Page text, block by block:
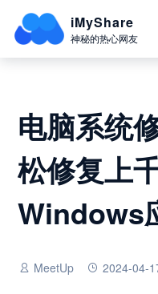
iMyShare
神秘的热心网友
电脑系统
松修复上
Windows
MeetUp 2024-04-